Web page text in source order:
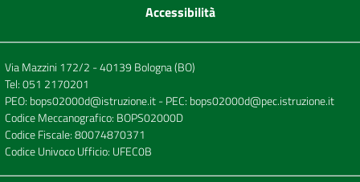
Accessibilità
Via Mazzini 172/2 - 40139 Bologna (BO)
Tel:051 2170201
PEO: bops02000d@istruzione.it- PEC: bops02000d@pec.istruzione.it
Codice Meccanografico: BOPS02000D
Codice Fiscale: 80074870371
Codice Univoco Ufficio: UFEC0B